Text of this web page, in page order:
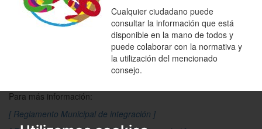
Cualquier ciudadano puede
consultar la información que está
disponible en la mano de todos y
puede colaborar con la normativa y
la utilización del mencionado
consejo.
Para más información:
[ Reglamento Municipal de integración ]